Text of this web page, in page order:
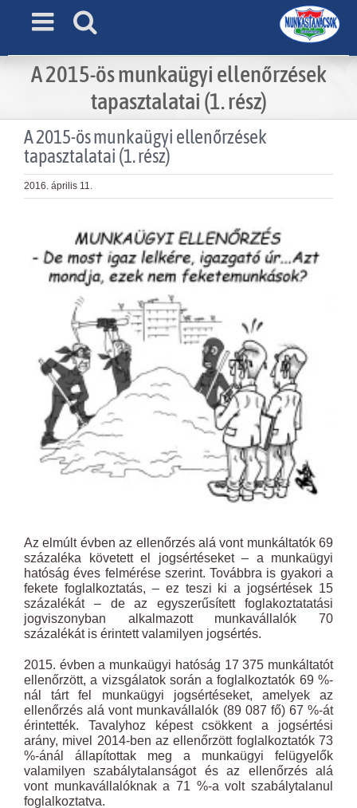
A 2015-ös munkaügyi ellenőrzések
tapasztalatai (1. rész)
A 2015-ös munkaügyi ellenőrzések
tapasztalatai (1. rész)
2016. április 11.
Image
Az elmúlt évben az ellenőrzés alá vont munkáltatók 69
százaléka követett el jogsértéseket – a munkaügyi
hatóság éves felmérése szerint. Továbbra is gyakori a
fekete foglalkoztatás, – ez teszi ki a jogsértések 15
százalékát – de az egyszerűsített foglakoztatatási
jogviszonyban alkalmazott munkavállalók 70
százalékát is érintett valamilyen jogsértés.
2015. évben a munkaügyi hatóság 17 375 munkáltatót
ellenőrzött, a vizsgálatok során a foglalkoztatók 69 %-
nál tárt fel munkaügyi jogsértéseket, amelyek az
ellenőrzés alá vont munkavállalók (89 087 fő) 67 %-át
érintették. Tavalyhoz képest csökkent a jogsértési
arány, mivel 2014-ben az ellenőrzött foglalkoztatók 73
%-ánál állapítottak meg a munkaügyi felügyelők
valamilyen szabálytalanságot és az ellenőrzés alá
vont munkavállalóknak a 71 %-a volt szabálytalanul
foglalkoztatva.